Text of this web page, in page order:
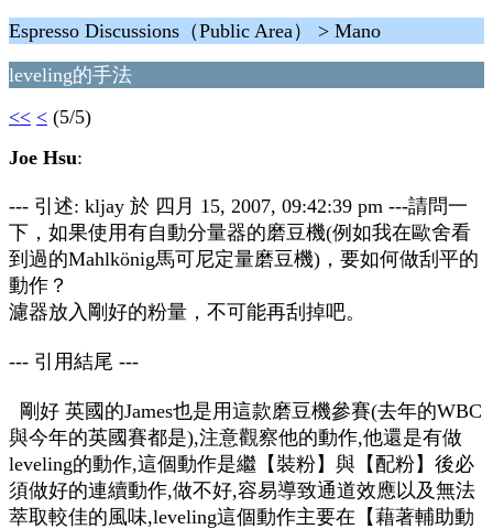
Espresso Discussions（Public Area） > Mano
leveling的手法
<< < (5/5)
Joe Hsu:
--- 引述: kljay 於 四月 15, 2007, 09:42:39 pm ---請問一
下，如果使用有自動分量器的磨豆機(例如我在歐舍看
到過的Mahlkönig馬可尼定量磨豆機)，要如何做刮平的
動作？
濾器放入剛好的粉量，不可能再刮掉吧。
--- 引用結尾 ---
剛好 英國的James也是用這款磨豆機參賽(去年的WBC
與今年的英國賽都是),注意觀察他的動作,他還是有做
leveling的動作,這個動作是繼【裝粉】與【配粉】後必
須做好的連續動作,做不好,容易導致通道效應以及無法
萃取較佳的風味,leveling這個動作主要在【藉著輔助動